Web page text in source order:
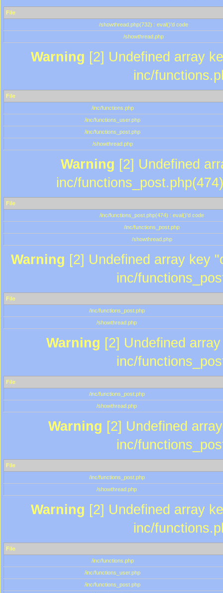
File
/showthread.php(732) : eval()'d code
/showthread.php
Warning [2] Undefined array
inc/
File
/inc/functions.php
/inc/functions_user.php
/inc/functions_post.php
/showthread.php
Warning [2] Undefined
inc/
File
/inc/functions_post.php(474) : eval()'d code
/inc/functions_post.php
/showthread.php
Warning [2] Undefined array key
inc/
File
/inc/functions_post.php
/showthread.php
Warning [2] Undefined
inc/
File
/inc/functions_post.php
/showthread.php
Warning [2] Undefined
inc/
File
/inc/functions_post.php
/showthread.php
Warning [2] Undefined array
inc/
File
/inc/functions.php
/inc/functions_user.php
/inc/functions_post.php